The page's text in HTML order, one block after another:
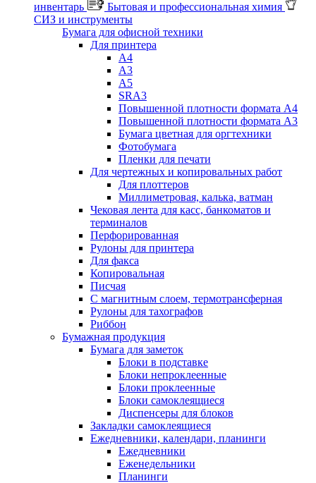
инвентарь
Бытовая и профессиональная химия
СИЗ и инструменты
Бумага для офисной техники
Для принтера
А4
А3
А5
SRA3
Повышенной плотности формата А4
Повышенной плотности формата А3
Бумага цветная для оргтехники
Фотобумага
Пленки для печати
Для чертежных и копировальных работ
Для плоттеров
Миллиметровая, калька, ватман
Чековая лента для касс, банкоматов и
терминалов
Перфорированная
Рулоны для принтера
Для факса
Копировальная
Писчая
С магнитным слоем, термотрансферная
Рулоны для тахографов
Риббон
Бумажная продукция
Бумага для заметок
Блоки в подставке
Блоки непроклеенные
Блоки проклеенные
Блоки самоклеящиеся
Диспенсеры для блоков
Закладки самоклеящиеся
Ежедневники, календари, планинги
Ежедневники
Еженедельники
Планинги